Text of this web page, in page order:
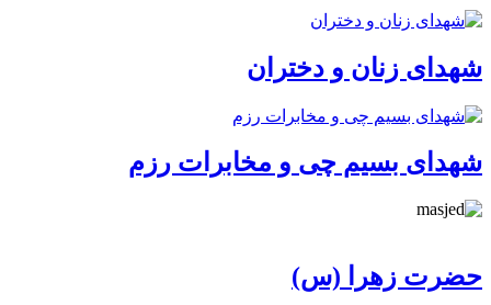
شهدای زنان و دختران
شهدای بسیم چی و مخابرات رزم
حضرت زهرا (س)